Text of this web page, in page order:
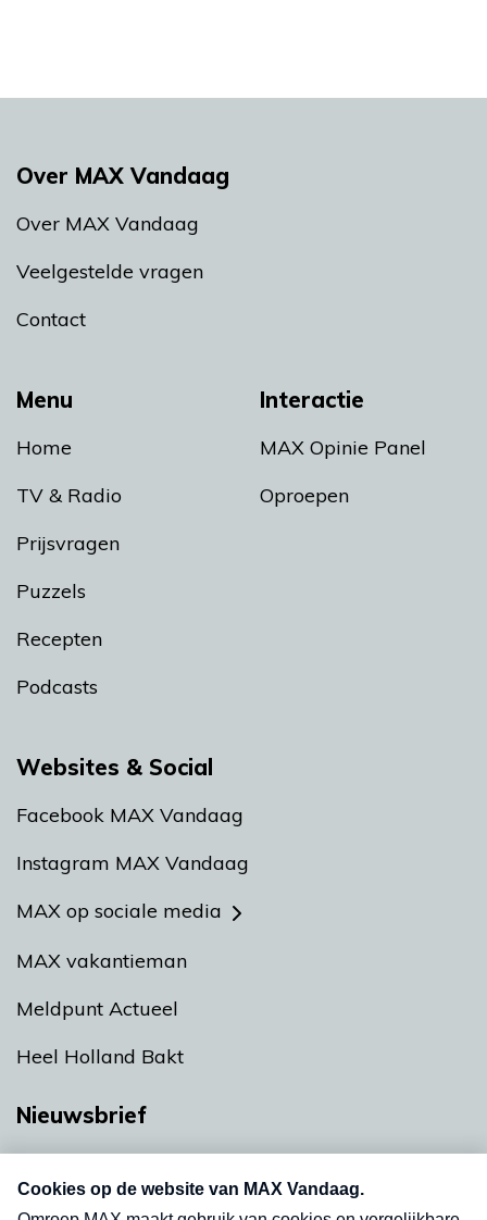
Menu
Home
TV & Radio
Prijsvragen
Puzzels
Recepten
Podcasts
Interactie
MAX Opinie Panel
Oproepen
Over MAX Vandaag
Over MAX Vandaag
Veelgestelde vragen
Contact
Websites & Social
Facebook MAX Vandaag
Instagram MAX Vandaag
MAX op sociale media
MAX vakantieman
Meldpunt Actueel
Heel Holland Bakt
Nieuwsbrief
nieuwsbrief. Elke vrijdag- en dinsdagochtend in
uw mailbox.